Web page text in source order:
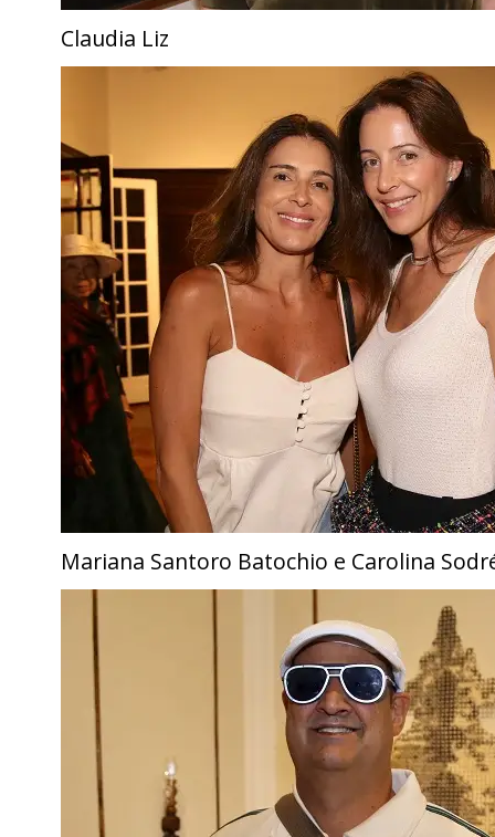
Claudia Liz
Mariana Santoro Batochio e Carolina